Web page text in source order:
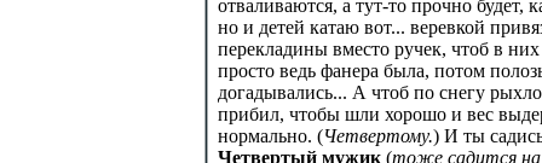
отваливаются, а тут-то прочно будет,
но и детей катаю вот... веревкой
перекладины вместо ручек, чтоб в
просто ведь фанера была, потом
догадывались... А чтоб по снегу
прибил, чтобы шли хорошо и вес
нормально. (Четвертому.) И ты
Четвертый мужик (тоже садится на